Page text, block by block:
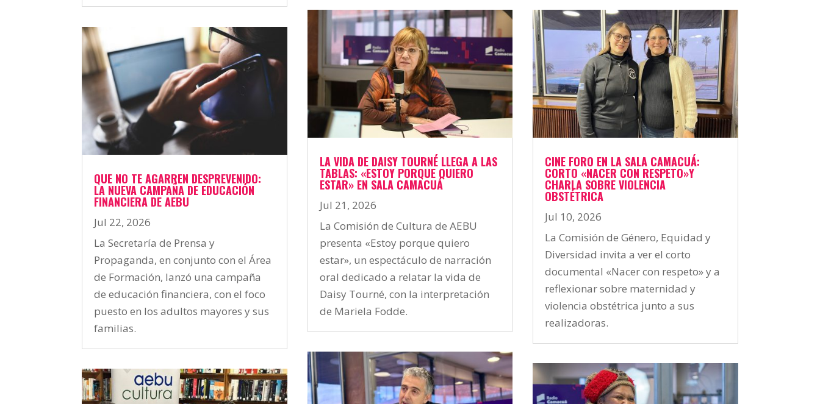
QUE NO TE AGARREN DESPREVENIDO:
LA NUEVA CAMPAÑA DE EDUCACIÓN
FINANCIERA DE AEBU
Jul 22, 2026
La Secretaría de Prensa y
Propaganda, en conjunto con el Área
de Formación, lanzó una campaña
de educación financiera, con el foco
puesto en los adultos mayores y sus
familias.
LA VIDA DE DAISY TOURNÉ LLEGA A LAS
TABLAS: «ESTOY PORQUE QUIERO
ESTAR» EN SALA CAMACUÁ
Jul 21, 2026
La Comisión de Cultura de AEBU
presenta «Estoy porque quiero
estar», un espectáculo de narración
oral dedicado a relatar la vida de
Daisy Tourné, con la interpretación
de Mariela Fodde.
CINE FORO EN LA SALA CAMACUÁ:
CORTO «NACER CON RESPETO»Y
CHARLA SOBRE VIOLENCIA
OBSTÉTRICA
Jul 10, 2026
La Comisión de Género, Equidad y
Diversidad invita a ver el corto
documental «Nacer con respeto» y a
reflexionar sobre maternidad y
violencia obstétrica junto a sus
realizadoras.